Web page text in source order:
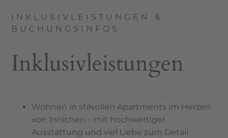
INKLUSIVLEISTUNGEN &
BUCHUNGSINFOS
Inklusivleistungen
Wohnen in stilvollen Apartments im Herzen
von Innichen – mit hochwertiger
Ausstattung und viel Liebe zum Detail.